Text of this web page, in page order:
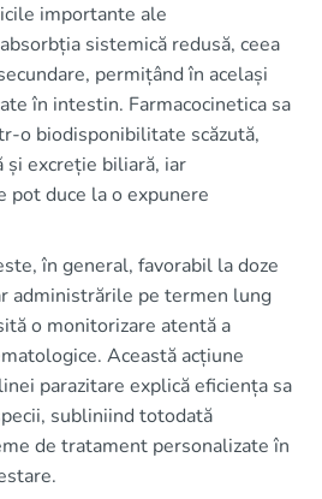
importante ale
sistemică redusă, ceea
permițând în același
în intestin. Farmacocinetica sa
o biodisponibilitate scăzută,
și excreție biliară, iar
duce la o expunere
în general, favorabil la doze
administrările pe termen lung
o monitorizare atentă a
Această acțiune
parazitare explică eficiența sa
subliniind totodată
de tratament personalizate în